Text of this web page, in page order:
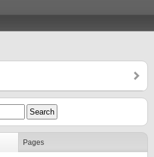
Pages